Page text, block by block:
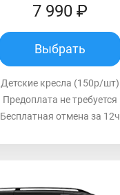
7 990 ₽
Выбрать
Детские кресла (150р/шт)
Предоплата не требуется
Бесплатная отмена за 12ч